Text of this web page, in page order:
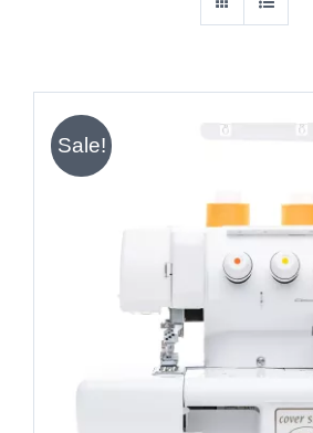
Sale!
IN DEN WARENKORB